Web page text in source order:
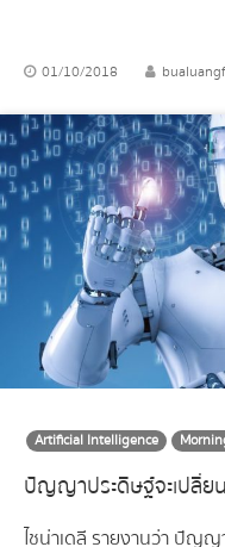
01/10/2018
Artificial Intelligence
ปัญญาประดิษฐ์จะเปลี่ย
ไชน่าเดลี รายงานว่า ปัญญ